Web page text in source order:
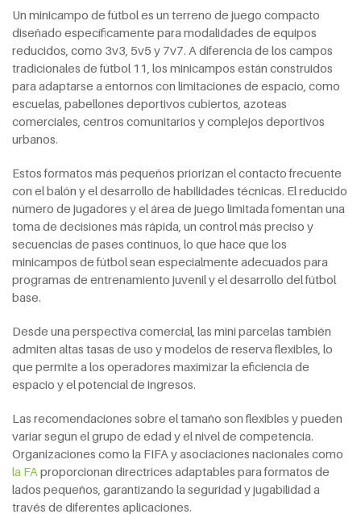
Un minicampo de fútbol es un terreno de juego compacto
diseñado específicamente para modalidades de equipos
reducidos, como 3v3, 5v5 y 7v7. A diferencia de los campos
tradicionales de fútbol 11, los minicampos están construidos
para adaptarse a entornos con limitaciones de espacio, como
escuelas, pabellones deportivos cubiertos, azoteas
comerciales, centros comunitarios y complejos deportivos
urbanos.
Estos formatos más pequeños priorizan el contacto frecuente
con el balón y el desarrollo de habilidades técnicas. El reducido
número de jugadores y el área de juego limitada fomentan una
toma de decisiones más rápida, un control más preciso y
secuencias de pases continuos, lo que hace que los
minicampos de fútbol sean especialmente adecuados para
programas de entrenamiento juvenil y el desarrollo del fútbol
base.
Desde una perspectiva comercial, las mini parcelas también
admiten altas tasas de uso y modelos de reserva flexibles, lo
que permite a los operadores maximizar la eficiencia de
espacio y el potencial de ingresos.
Las recomendaciones sobre el tamaño son flexibles y pueden
variar según el grupo de edad y el nivel de competencia.
Organizaciones como la FIFA y asociaciones nacionales como
la FA proporcionan directrices adaptables para formatos de
lados pequeños, garantizando la seguridad y jugabilidad a
través de diferentes aplicaciones.